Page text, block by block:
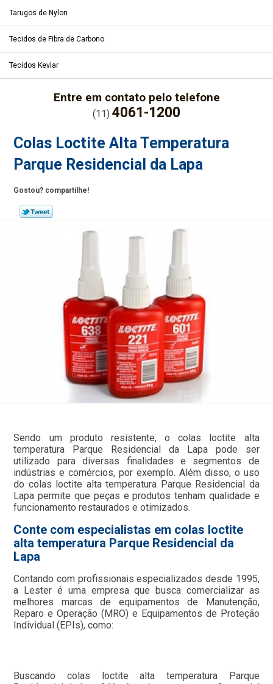
Tarugos de Nylon
Tecidos de Fibra de Carbono
Tecidos Kevlar
Entre em contato pelo telefone
(11) 4061-1200
Colas Loctite Alta Temperatura
Parque Residencial da Lapa
Gostou? compartilhe!
Sendo um produto resistente, o colas loctite alta
temperatura Parque Residencial da Lapa pode ser
utilizado para diversas finalidades e segmentos de
indústrias e comércios, por exemplo. Além disso, o uso
do colas loctite alta temperatura Parque Residencial da
Lapa permite que peças e produtos tenham qualidade e
funcionamento restaurados e otimizados.
Conte com especialistas em colas loctite
alta temperatura Parque Residencial da
Lapa
Contando com profissionais especializados desde 1995,
a Lester é uma empresa que busca comercializar as
melhores marcas de equipamentos de Manutenção,
Reparo e Operação (MRO) e Equipamentos de Proteção
Individual (EPIs), como:
Buscando colas loctite alta temperatura Parque